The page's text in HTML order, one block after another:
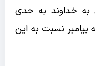
خداوند به حدی
نسبت به این